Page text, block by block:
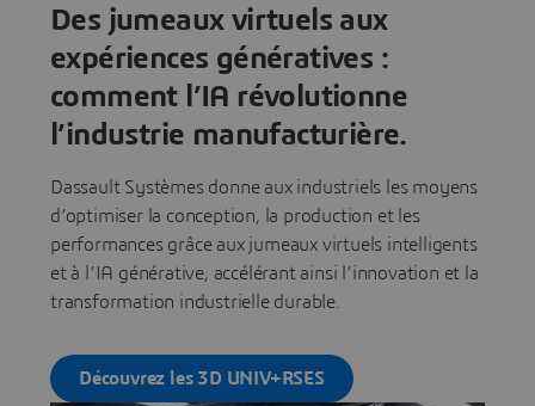
Des jumeaux virtuels aux
expériences génératives :
comment l’IA révolutionne
l’industrie manufacturière.
Dassault Systèmes donne aux industriels les moyens
d’optimiser la conception, la production et les
performances grâce aux jumeaux virtuels intelligents
et à l’IA générative, accélérant ainsi l’innovation et la
transformation industrielle durable.
Découvrez les 3D UNIV+RSES